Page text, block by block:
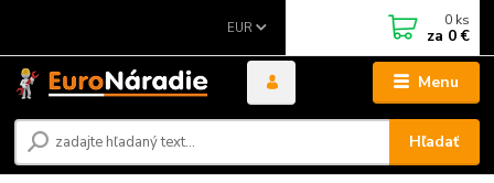
Menu
EUR
Hľadať
0 ks
za 0 €